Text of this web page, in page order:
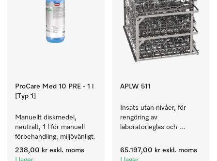
ProCare Med 10 PRE - 1 l
[Typ 1]
Manuellt diskmedel,
neutralt, 1 l för manuell
förbehandling, miljövänligt.
238,00 kr exkl. moms
APLW 511
Insats utan nivåer, för
rengöring av
laboratorieglas och
65.197,00 kr exkl. moms